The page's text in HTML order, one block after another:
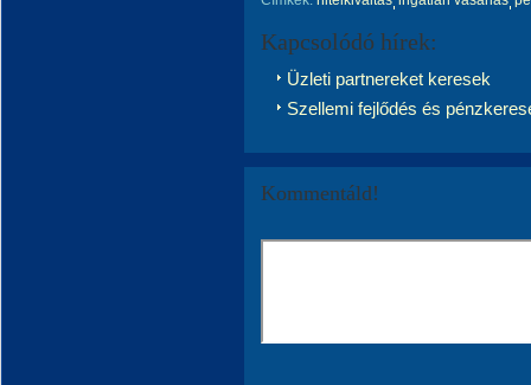
Kapcsolódó hírek:
Üzleti partnereket keresek
Szellemi fejlődés és
Kommentáld!